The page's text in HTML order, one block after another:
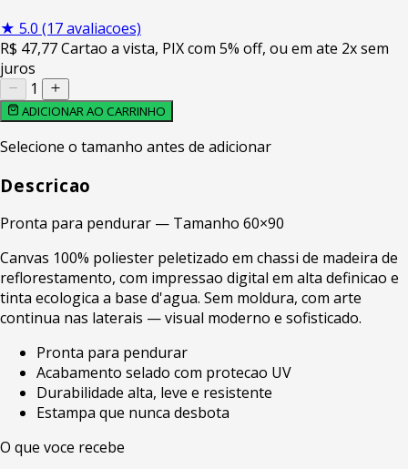
★ 5.0 (17 avaliacoes)
R$ 47,77Cartao a vista, PIX com 5% off, ou em ate 2x sem
juros
1
ADICIONAR AO CARRINHO
Selecione o tamanho antes de adicionar
Descricao
Pronta para pendurar — Tamanho 60×90
Canvas 100% poliester peletizado em chassi de madeira de
reflorestamento, com impressao digital em alta definicao e
tinta ecologica a base d'agua. Sem moldura, com arte
continua nas laterais — visual moderno e sofisticado.
Pronta para pendurar
Acabamento selado com protecao UV
Durabilidade alta, leve e resistente
Estampa que nunca desbota
O que voce recebe